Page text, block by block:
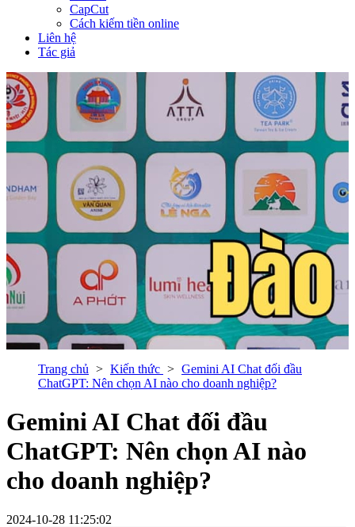
CapCut
Cách kiếm tiền online
Liên hệ
Tác giả
Trang chủ Kiến thức
Gemini AI Chat đối đầu
ChatGPT: Nên chọn AI nào cho doanh nghiệp?
Gemini AI Chat đối đầu
ChatGPT: Nên chọn AI nào
cho doanh nghiệp?
2024-10-28 11:25:02